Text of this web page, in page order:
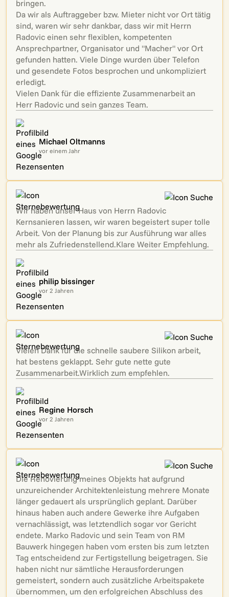
bringen.
Da wir als Auftraggeber bzw. Mieter nicht vor Ort tätig
sind, waren wir sehr dankbar, dass wir mit Herrn
Radovic einen sehr flexiblen, kompetenten
Ansprechpartner, Organisator und "Macher" vor Ort
gefunden hatten. Viele Dinge wurden über Telefon
und gesendete Fotos besprochen und unkompliziert
erledigt.
Vielen Dank für die effiziente Zusammenarbeit an
Herr Radovic und sein ganzes Team.
Michael Oltmanns
vor einem Jahr
Wir haben unser Haus von Herrn Radovic
Kernsanieren lassen, wir waren begeistert super tolle
Arbeit. Von der Planung bis zur Ausführung war alles
mehr als Zufriedenstellend.Klare Weiter Empfehlung.
philip bissinger
vor 2 Jahren
Vielen Dank für die schnelle saubere Silikon arbeit,
hat bestens geklappt. Sehr gute nette gute
Zusammenarbeit.Wirklich zum empfehlen.
Regine Horsch
vor 2 Jahren
Die Renovierung meines Objekts hat aufgrund
unzureichender Architektenleistung mehrere Monate
länger gedauert als ursprünglich geplant. Darüber
hinaus haben auch andere Gewerke ihre Aufgaben
vernachlässigt, was letztendlich sogar vor Gericht
endete. Marko Radovic und sein Team von RM
Bauwerk hingegen haben vom ersten bis zum letzten
Tag entscheidend zur Fertigstellung beigetragen. Sie
haben nicht nur sämtliche Herausforderungen
gemeistert, sondern auch zusätzliche Arbeitspakete
übernommen, um den erfolgreichen Abschluss des